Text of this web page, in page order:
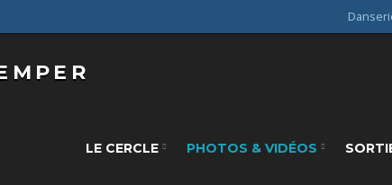
LE CERCLE PHOTOS & VIDÉOS